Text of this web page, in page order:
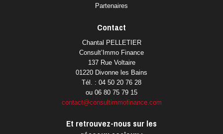
Partenaires
Contact
Chantal PELLETIER
Consult’Immo Finance
137 Rue Voltaire
01220 Divonne les Bains
Tél. : 04 50 20 76 28
ou 06 80 75 79 15
contact@consultimmofinance.com
Et retrouvez-nous sur les